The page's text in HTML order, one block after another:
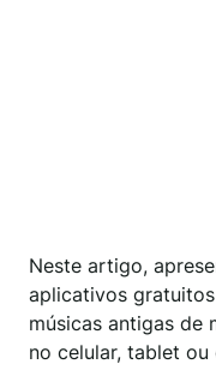
Neste artigo,
aplicativos
músicas antigas de
no celular, tablet ou